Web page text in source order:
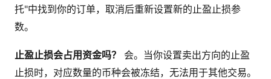
托"中找到你的订单，取消后重新设置新的止盈止损参
数。
止盈止损会占用资金吗？
会。当你设置卖出方向的止盈
止损时，对应数量的币种会被冻结，无法用于其他交易。